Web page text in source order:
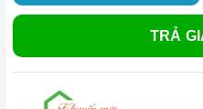
TRẢ